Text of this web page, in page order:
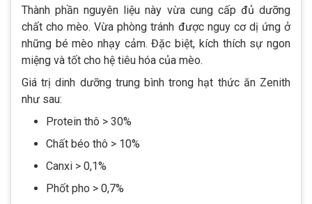
Thành phần nguyên liệu này vừa cung cấp đủ dưỡng
chất cho mèo. Vừa phòng tránh được nguy cơ dị ứng ở
những bé mèo nhạy cảm. Đặc biệt, kích thích sự ngon
miệng và tốt cho hệ tiêu hóa của mèo.
Giá trị dinh dưỡng trung bình trong hạt thức ăn Zenith
như sau:
Protein thô > 30%
Chất béo thô > 10%
Canxi > 0,1%
Phốt pho > 0,7%